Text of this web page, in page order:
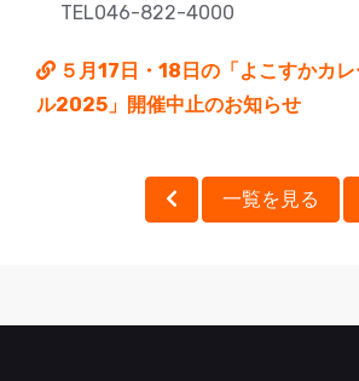
TEL046-822-4000
５月17日・18日の「よこすかカ
ル2025」開催中止のお知らせ
一覧を見る